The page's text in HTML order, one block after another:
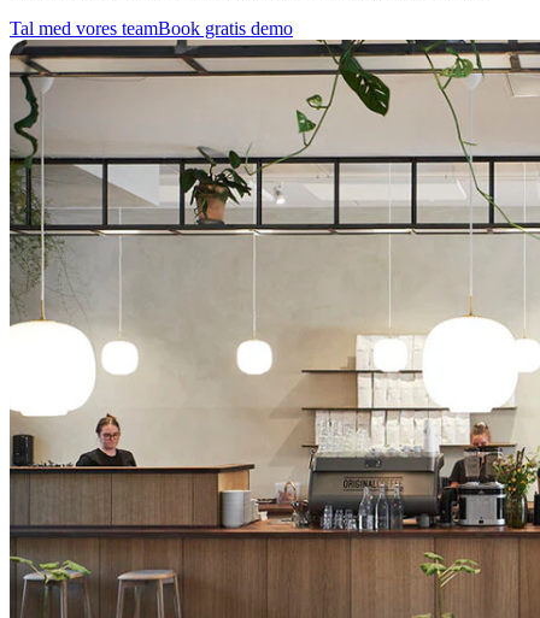
Tal med vores teamBook gratis demo